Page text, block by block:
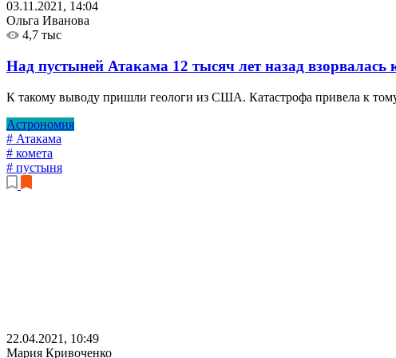
03.11.2021, 14:04
Ольга Иванова
4,7 тыс
Над пустыней Атакама 12 тысяч лет назад взорвалась
К такому выводу пришли геологи из США. Катастрофа привела к
Астрономия
# Атакама
# комета
# пустыня
22.04.2021, 10:49
Мария Кривоченко